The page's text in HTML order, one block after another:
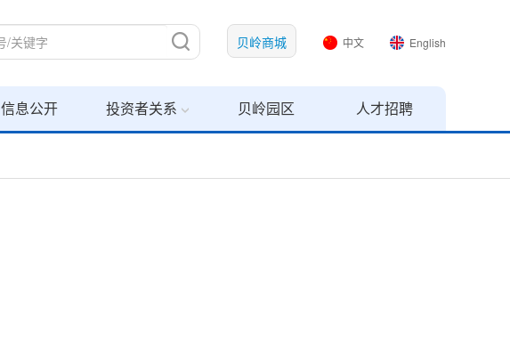
中文 English
贝岭商城
信息公开 投资者关系 贝岭园区 人才招聘